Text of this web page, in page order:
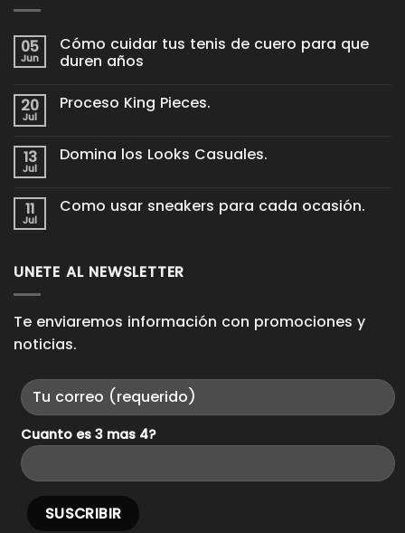
05
Jun
Cómo cuidar tus tenis de cuero para que
duren años
comentarios
tus
tenis
que
20
Jul
Proceso King Pieces.
comentarios
en
13
Jul
Domina los Looks Casuales.
en
11
Jul
Como usar sneakers para cada ocasión.
Como
cada
ocasión.
UNETE AL NEWSLETTER
Te enviaremos información con promociones y
noticias.
Cuanto es 3 mas 4?